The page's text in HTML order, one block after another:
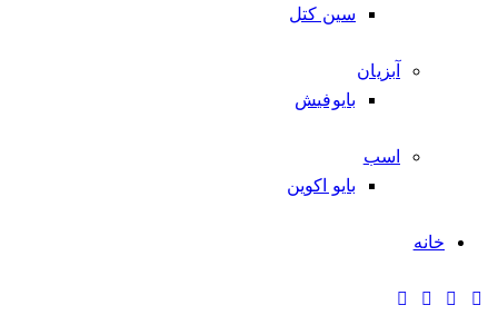
سین کتل
آبزیان
بایوفیش
اسب
بایو اکوین
خانه